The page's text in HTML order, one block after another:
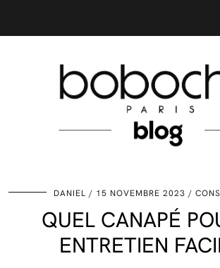
DANIEL 15 NOVEMBRE 2023
QUEL CANAPÉ
ENTRETIEN